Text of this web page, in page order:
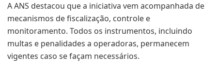
A ANS destacou que a iniciativa vem acompanhada de
mecanismos de fiscalização, controle e
monitoramento. Todos os instrumentos, incluindo
multas e penalidades a operadoras, permanecem
vigentes caso se façam necessários.